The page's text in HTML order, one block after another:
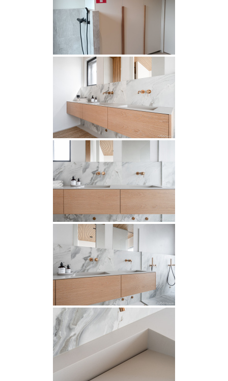
MEISTÄ
Yhteystiedot
Tarina
Rekry